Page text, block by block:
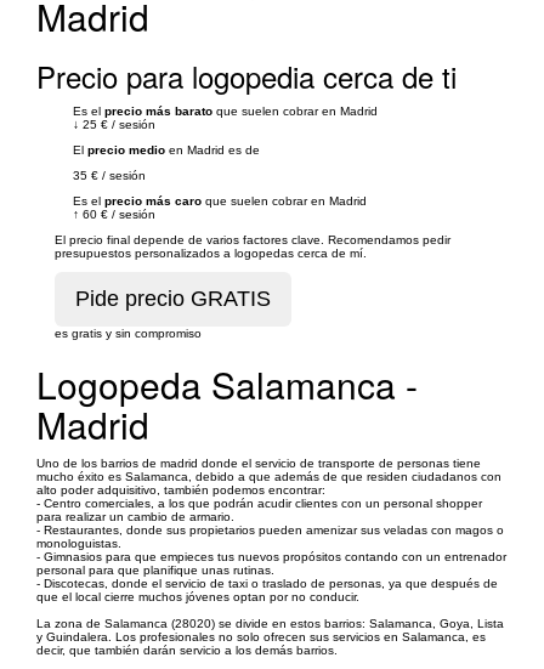
Madrid
Precio para logopedia cerca de ti
Es el precio más barato que suelen cobrar en Madrid
↓ 25 € / sesión
El precio medio en Madrid es de
35 € / sesión
Es el precio más caro que suelen cobrar en Madrid
↑ 60 € / sesión
El precio final depende de varios factores clave. Recomendamos pedir
presupuestos personalizados a logopedas cerca de mí.
es gratis y sin compromiso
Logopeda Salamanca -
Madrid
Uno de los barrios de madrid donde el servicio de transporte de personas tiene
mucho éxito es Salamanca, debido a que además de que residen ciudadanos con
alto poder adquisitivo, también podemos encontrar:
- Centro comerciales, a los que podrán acudir clientes con un personal shopper
para realizar un cambio de armario.
- Restaurantes, donde sus propietarios pueden amenizar sus veladas con magos o
monologuistas.
- Gimnasios para que empieces tus nuevos propósitos contando con un entrenador
personal para que planifique unas rutinas.
- Discotecas, donde el servicio de taxi o traslado de personas, ya que después de
que el local cierre muchos jóvenes optan por no conducir.
La zona de Salamanca (28020) se divide en estos barrios: Salamanca, Goya, Lista
y Guindalera. Los profesionales no solo ofrecen sus servicios en Salamanca, es
decir, que también darán servicio a los demás barrios.